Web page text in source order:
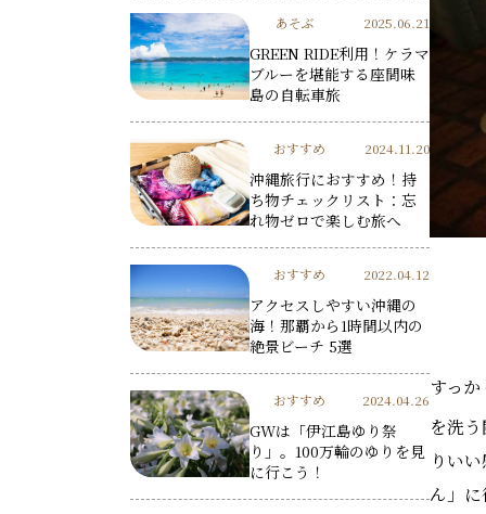
すっ
を洗
りい
ん」
あそぶ 2025.06.21
GREEN RIDE利用！ケラマ
ブルーを堪能する座間味
島の自転車旅
おすすめ 2024.11.20
沖縄旅行におすすめ！持
ち物チェックリスト：忘
れ物ゼロで楽しむ旅へ
おすすめ 2022.04.12
アクセスしやすい沖縄の
海！那覇から1時間以内の
絶景ビーチ 5選
おすすめ 2024.04.26
GWは「伊江島ゆり祭
り」。100万輪のゆりを見
に行こう！